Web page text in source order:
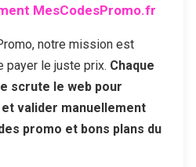
MesCodesPromo.fr
notre mission est
payer le juste prix. Chaque
scrute le web pour
valider manuellement
promo et bons plans du